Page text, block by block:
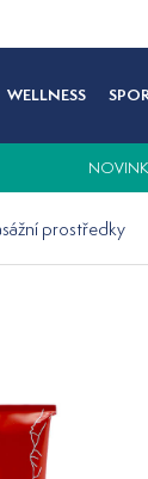
WELLNESS
prostředky